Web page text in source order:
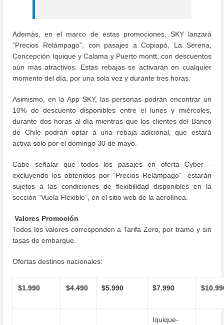
Además, en el marco de estas promociones, SKY lanzará
“Precios Relámpago”, con pasajes a Copiapó, La Serena,
Concepción Iquique y Calama y Puerto montt, con descuentos
aún más atractivos. Estas rebajas se activarán en cualquier
momento del día, por una sola vez y durante tres horas.
Asimismo, en la App SKY, las personas podrán encontrar un
10% de descuento disponibles entre el lunes y miércoles,
durante dos horas al día mientras que los clientes del Banco
de Chile podrán optar a una rebaja adicional, que estará
activa solo por el domingo 30 de mayo.
Cabe señalar que todos los pasajes en oferta Cyber -
excluyendo los obtenidos por “Precios Relámpago”- estarán
sujetos a las condiciones de flexibilidad disponibles en la
sección “Vuela Flexible”, en el sitio web de la aerolínea.
Valores Promoción
Todos los valores corresponden a Tarifa Zero, por tramo y sin
tasas de embarque.
Ofertas destinos nacionales:
$1.990 $4.490 $5.990 $7.990
Iquique-